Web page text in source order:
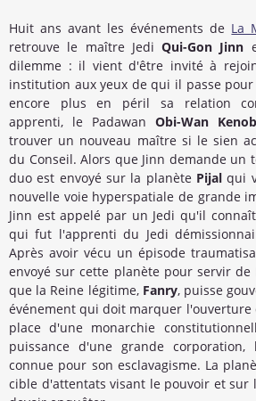
Huit ans avant les événements de La
retrouve le maître JediQui-Gon Jinn
dilemme : il vient d'être invité à
institution aux yeux de qui il passe
encore plus en péril sa relation
apprenti, le PadawanObi-Wan
trouver un nouveau maître si le sien
du Conseil. Alors que Jinn demande un
duo est envoyé sur la planète Pijalqui
nouvelle voie hyperspatiale de grande
Jinn est appelé par un Jedi qu'il
qui fut l'apprenti du Jedi
Après avoir vécu un épisode
envoyé sur cette planète pour servir de
que la Reine légitime, Fanry, puisse
événement qui doit marquer l'ouverture
place d'une monarchie
puissance d'une grande corporation,
connue pour son esclavagisme. La
cible d'attentats visant le pouvoir et sur